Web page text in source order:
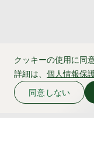
クッキーの使用に同
詳細は、 個人情報保
同意しない